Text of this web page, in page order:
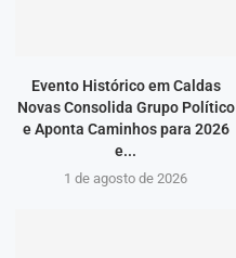
Evento Histórico em Caldas
Novas Consolida Grupo Político
e Aponta Caminhos para 2026
e...
1 de agosto de 2026